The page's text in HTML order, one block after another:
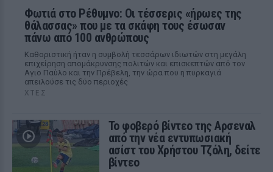
Φωτιά στο Ρέθυμνο: Οι τέσσερις «ήρωες της
θάλασσας» που με τα σκάφη τους έσωσαν
πάνω από 100 ανθρώπους
Καθοριστική ήταν η συμβολή τεσσάρων ιδιωτών στη μεγάλη
επιχείρηση απομάκρυνσης πολιτών και επισκεπτών από τον
Αγιο Παύλο και την Πρέβελη, την ώρα που η πυρκαγιά
απειλούσε τις δύο περιοχές
ΧΤΕΣ
Το φοβερό βίντεο της Αρσεναλ
από την νέα εντυπωσιακή
ασίστ του Χρήστου Τζόλη, δείτε
βίντεο